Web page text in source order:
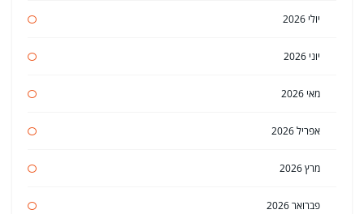
יולי 2026
יוני 2026
מאי 2026
אפריל 2026
מרץ 2026
פברואר 2026